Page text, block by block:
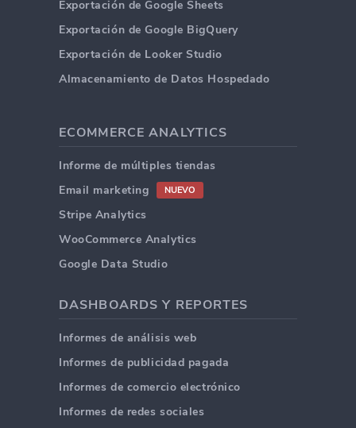
Exportación de Google Sheets
Exportación de Google BigQuery
Exportación de Looker Studio
Almacenamiento de Datos Hospedado
ECOMMERCE ANALYTICS
Informe de múltiples tiendas
Email marketing
NUEVO
Stripe Analytics
WooCommerce Analytics
Google Data Studio
DASHBOARDS Y REPORTES
Informes de análisis web
Informes de publicidad pagada
Informes de comercio electrónico
Informes de redes sociales